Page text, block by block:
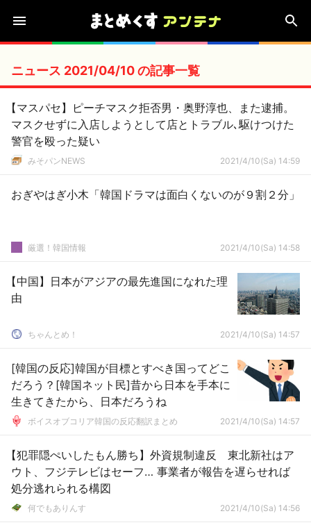
ニュース 2021/04/10 の記事一覧
【マスパセ】ピーチマスク拒否男・奥野淳也、また逮捕。
マスクせずに入店しようとして店とトラブル､駆けつけた
警官を殴った疑い
みそパンNEWS 2021/4/10(Sa) 14:59
おぎやはぎ小木「韓国ドラマは面白くないのが９割２分」
厳選！韓国情報 2021/4/10(Sa) 14:58
【中国】日本がアジアの最先進国になれた理
由
ちゃんとめ！ 2021/4/10(Sa) 14:57
[韓国の反応]韓国が目標とすべき国ってどこ
だろう？[韓国ネット民]昔から日本を手本に
生きてきたから、日本だろうね
ボイスオブコリア韓国の反応翻訳まとめ 2021/4/10(Sa) 14:57
【犯罪隠ぺいしたもん勝ち】外資規制違反 東北新社はア
ウト、フジテレビはセーフ… 事業者が報告を遅らせれば
処分逃れられる構図
何でもありんす 2021/4/10(Sa) 14:56